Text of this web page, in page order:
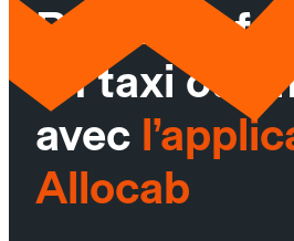
Réservez
un taxi ou
avec
Allocab